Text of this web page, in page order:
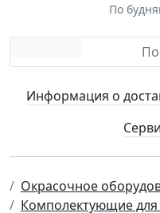
По
Информация о
Окрасочное
Комполектующие для